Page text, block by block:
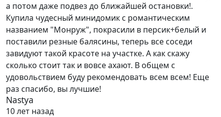
а потом даже подвез до ближайшей остановки!.
Купила чудесный минидомик с романтическим
названием "Монруж", покрасили в персик+белый и
поставили резные балясины, теперь все соседи
завидуют такой красоте на участке. А как скажу
сколько стоит так и вовсе ахают. В общем с
удовольствием буду рекомендовать всем всем! Еще
раз спасибо, вы лучшие!
Nastya
10 лет назад